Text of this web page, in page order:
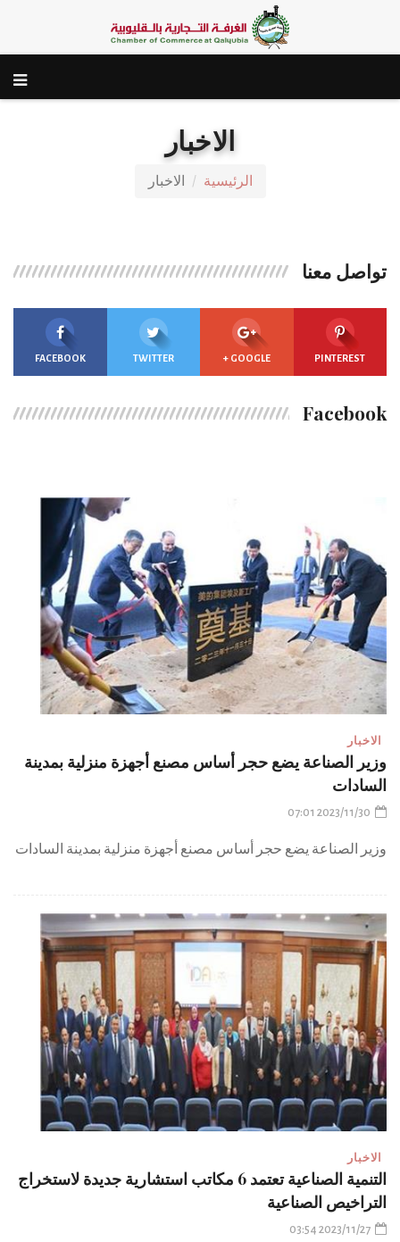
الاخبار
الرئيسية الاخبار
تواصل معنا
FACEBOOK TWITTER GOOGLE + PINTEREST
Facebook
الاخبار
وزير الصناعة يضع حجر أساس مصنع أجهزة منزلية بمدينة
السادات
2023/11/30 07:01
وزير الصناعة يضع حجر أساس مصنع أجهزة منزلية بمدينة السادات
الاخبار
التنمية الصناعية تعتمد 6 مكاتب استشارية جديدة لاستخراج
التراخيص الصناعية
2023/11/27 03:54